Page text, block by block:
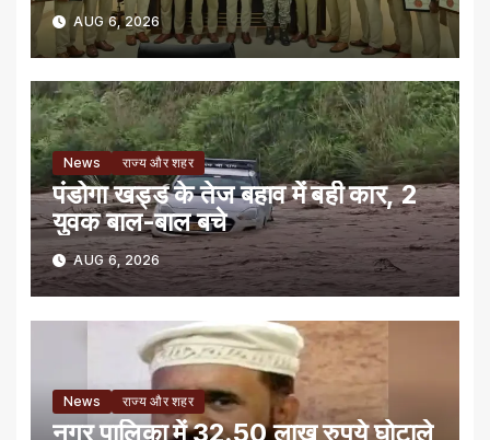
AUG 6, 2026
News राज्य और शहर
पंडोगा खड्ड के तेज बहाव में बही कार, 2
युवक बाल-बाल बचे
AUG 6, 2026
News राज्य और शहर
नगर पालिका में 32.50 लाख रुपये घोटाले